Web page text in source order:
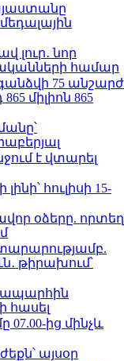
լուր․ նոր
համար
75 անշարժ
միլիոն 865
է վտարել
հուլիսի 15-
օձերը. որտեղ
թիրախում՝
հասել
07.00-ից մինչև
այսօր